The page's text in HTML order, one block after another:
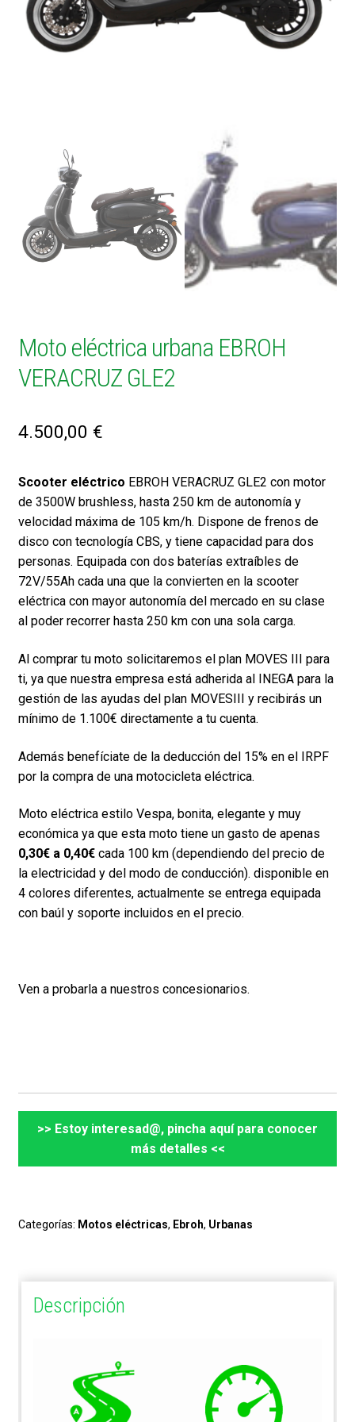
Contacto
Moto eléctrica urbana EBROH
VERACRUZ GLE2
4.500,00 €
Scooter eléctrico EBROH VERACRUZ GLE2 con motor
de 3500W brushless, hasta 250 km de autonomía y
velocidad máxima de 105 km/h. Dispone de frenos de
disco con tecnología CBS, y tiene capacidad para dos
personas. Equipada con dos baterías extraíbles de
72V/55Ah cada una que la convierten en la scooter
eléctrica con mayor autonomía del mercado en su clase
al poder recorrer hasta 250 km con una sola carga.
Al comprar tu moto solicitaremos el plan MOVES III para
ti, ya que nuestra empresa está adherida al INEGA para la
gestión de las ayudas del plan MOVESIII y recibirás un
mínimo de 1.100€ directamente a tu cuenta.
Además benefíciate de la deducción del 15% en el IRPF
por la compra de una motocicleta eléctrica.
Moto eléctrica estilo Vespa, bonita, elegante y muy
económica ya que esta moto tiene un gasto de apenas
0,30€ a 0,40€cada 100 km (dependiendo del precio de
la electricidad y del modo de conducción). disponible en
4 colores diferentes, actualmente se entrega equipada
con baúl y soporte incluidos en el precio.
Ven a probarla a nuestros concesionarios.
>> Estoy interesad@, pincha aquí para conocer
más detalles <<
Categorías: Motos eléctricas, Ebroh, Urbanas
Descripción